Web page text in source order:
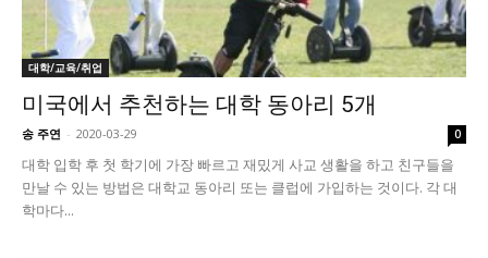
대학/교육/취업
미국에서 추천하는 대학 동아리 5개
송 주연 - 2020-03-29 0
대학 입학 후 첫 학기에 가장 빠르고 재밌게 사교 생활을 하고 친구들을
만날 수 있는 방법은 대학교 동아리 또는 클럽에 가입하는 것이다. 각 대
학마다...